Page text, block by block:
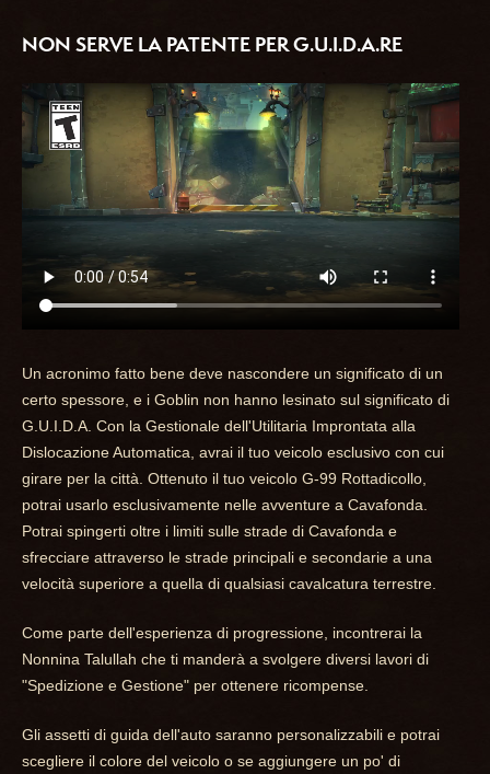
NON SERVE LA PATENTE PER G.U.I.D.A.RE
Un acronimo fatto bene deve nascondere un significato di un
certo spessore, e i Goblin non hanno lesinato sul significato di
G.U.I.D.A. Con la Gestionale dell'Utilitaria Improntata alla
Dislocazione Automatica, avrai il tuo veicolo esclusivo con cui
girare per la città. Ottenuto il tuo veicolo G-99 Rottadicollo,
potrai usarlo esclusivamente nelle avventure a Cavafonda.
Potrai spingerti oltre i limiti sulle strade di Cavafonda e
sfrecciare attraverso le strade principali e secondarie a una
velocità superiore a quella di qualsiasi cavalcatura terrestre.
Come parte dell'esperienza di progressione, incontrerai la
Nonnina Talullah che ti manderà a svolgere diversi lavori di
"Spedizione e Gestione" per ottenere ricompense.
Gli assetti di guida dell'auto saranno personalizzabili e potrai
scegliere il colore del veicolo o se aggiungere un po' di